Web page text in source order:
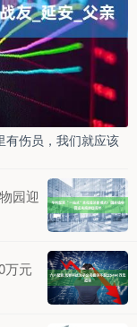
有伤员，我们就应该
园迎
万元